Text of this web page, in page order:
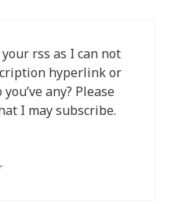
rss as I can not
hyperlink or
any? Please
I may subscribe.